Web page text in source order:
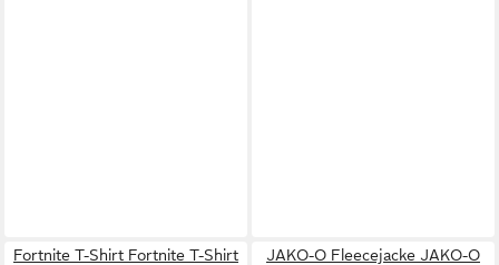
Fortnite T-Shirt Fortnite T-Shirt
JAKO-O Fleecejacke JAKO-O